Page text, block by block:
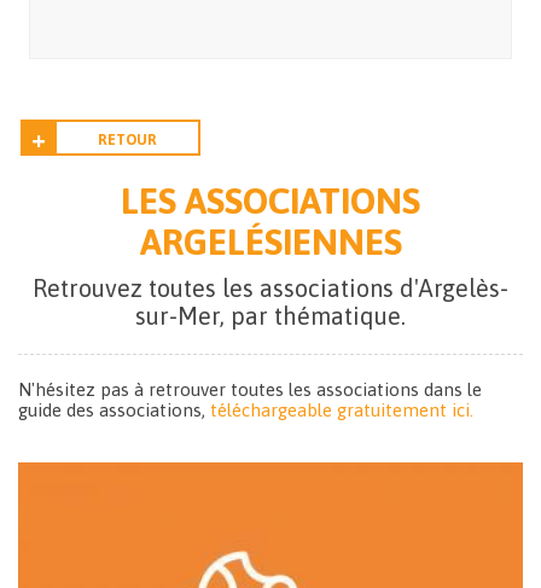
RETOUR
LES ASSOCIATIONS
ARGELÉSIENNES
Retrouvez toutes les associations d'Argelès-
sur-Mer, par thématique.
N'hésitez pas à retrouver toutes les associations dans le
guide des associations, téléchargeable gratuitement ici.